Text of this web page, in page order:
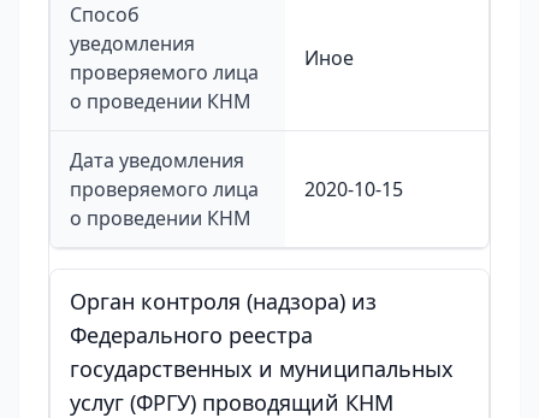
Способ
уведомления
проверяемого лица
о проведении КНМ
Иное
Дата уведомления
проверяемого лица
о проведении КНМ
2020-10-15
Орган контроля (надзора) из
Федерального реестра
государственных и муниципальных
услуг (ФРГУ) проводящий КНМ